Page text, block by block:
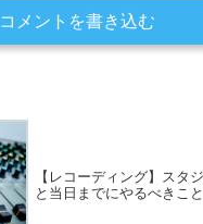
コメントを書き込む
【レコーディング】スタ
と当日までにやるべきこと